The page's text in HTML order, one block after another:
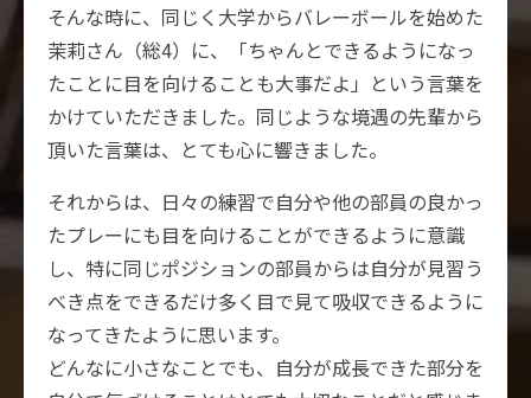
そんな時に、同じく大学からバレーボールを始めた
茉莉さん（総4）に、「ちゃんとできるようになっ
たことに目を向けることも大事だよ」という言葉を
かけていただきました。同じような境遇の先輩から
頂いた言葉は、とても心に響きました。
それからは、日々の練習で自分や他の部員の良かっ
たプレーにも目を向けることができるように意識
し、特に同じポジションの部員からは自分が見習う
べき点をできるだけ多く目で見て吸収できるように
なってきたように思います。
どんなに小さなことでも、自分が成長できた部分を